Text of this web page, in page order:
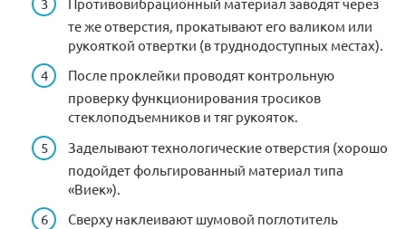
те же отверстия, прокатывают его валиком или
рукояткой отвертки (в труднодоступных местах).
После проклейки проводят контрольную
проверку функционирования тросиков
стеклоподъемников и тяг рукояток.
Заделывают технологические отверстия (хорошо
подойдет фольгированный материал типа
«Виек»).
Сверху наклеивают шумовой поглотитель